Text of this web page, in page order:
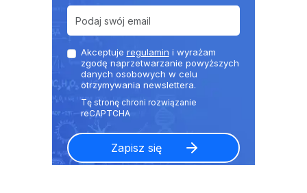
Akceptuje regulamin i wyrażam
zgodę naprzetwarzanie powyższych
danych osobowych w celu
otrzymywania newslettera.